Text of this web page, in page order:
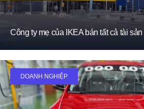
Công ty mẹ của IKEA bán tất cả tài
DOANH NGHIỆP